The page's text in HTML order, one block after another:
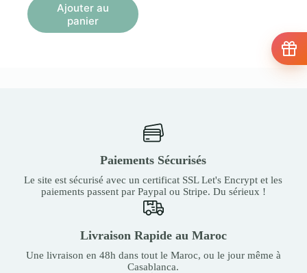
Ajouter au
panier
Paiements Sécurisés
Le site est sécurisé avec un certificat SSL Let's Encrypt et les
paiements passent par Paypal ou Stripe. Du sérieux !
Livraison Rapide au Maroc
Une livraison en 48h dans tout le Maroc, ou le jour même à
Casablanca.